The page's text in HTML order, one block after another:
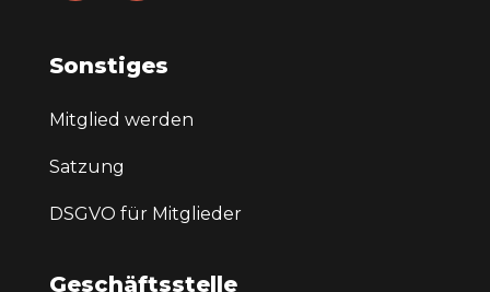
Sonstiges
Mitglied werden
Satzung
DSGVO für Mitglieder
Geschäftsstelle